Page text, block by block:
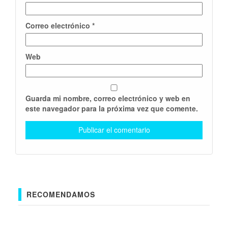
Correo electrónico *
Web
Guarda mi nombre, correo electrónico y web en
este navegador para la próxima vez que comente.
RECOMENDAMOS